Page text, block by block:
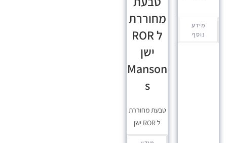
מידע
נוסף
מחוררת
ל ROR
ישן
Manson
s
טבעת מחוררת